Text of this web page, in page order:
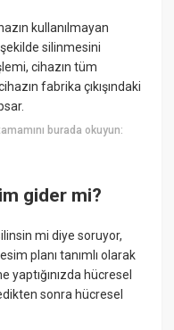
kullanılmayan
silinmesini
cihazın tüm
fabrika çıkışındaki
burada okuyun:
gider mi?
mi diye soruyor,
planı tanımlı olarak
yaptığınızda hücresel
sonra hücresel